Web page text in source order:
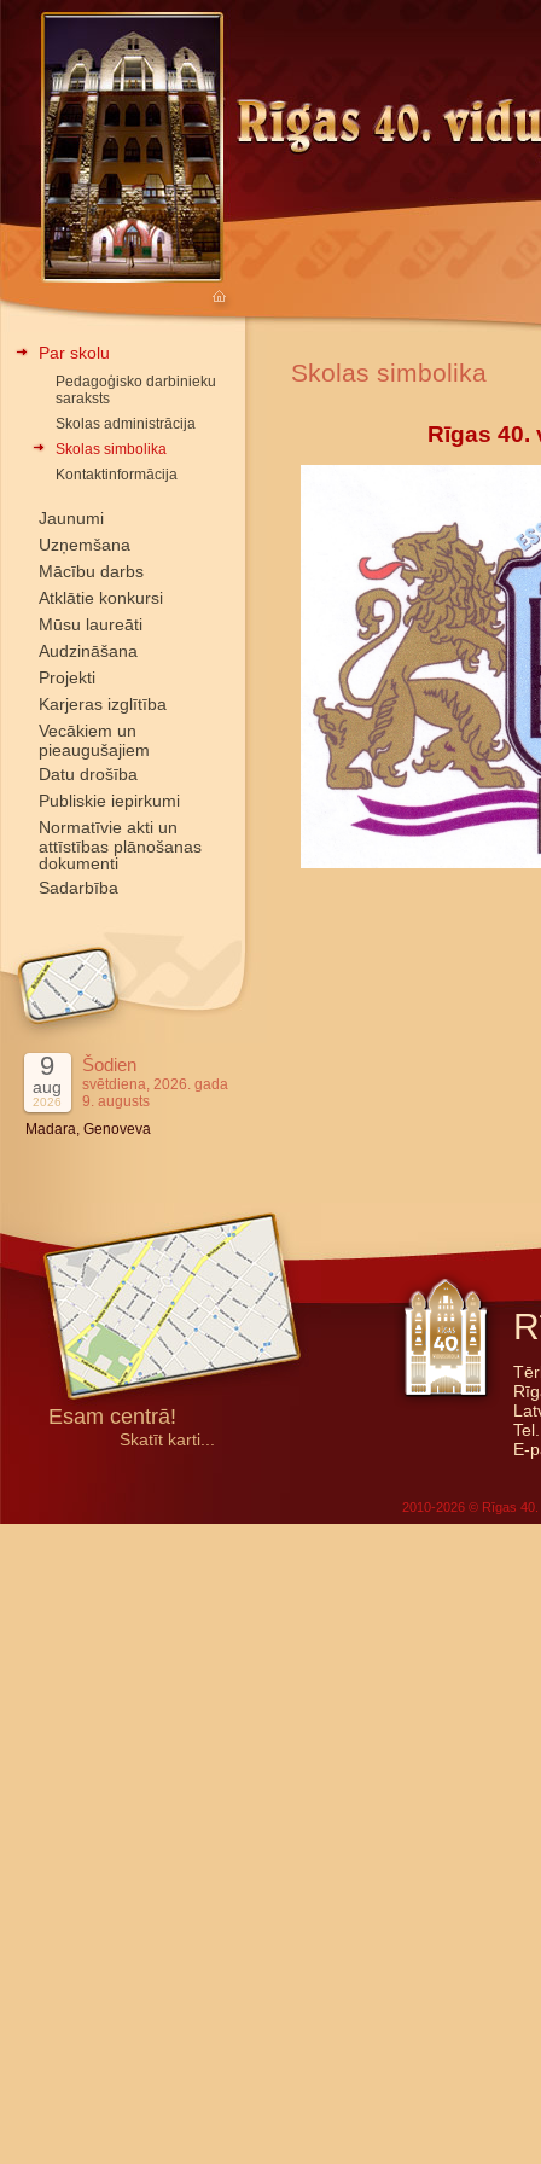
Par skolu
Pedagoģisko darbinieku
saraksts
Skolas administrācija
Skolas simbolika
Kontaktinformācija
Jaunumi
Uzņemšana
Mācību darbs
Atklātie konkursi
Mūsu laureāti
Audzināšana
Projekti
Karjeras izglītība
Vecākiem un
pieaugušajiem
Datu drošība
Publiskie iepirkumi
Normatīvie akti un
attīstības plānošanas
dokumenti
Sadarbība
9
aug
2026
Šodien
svētdiena, 2026. gada
9. augusts
Madara, Genoveva
Skolas simbolika
Rīgas
Esam centrā!
Skatīt karti...
E-
2010-2026 © Rīgas